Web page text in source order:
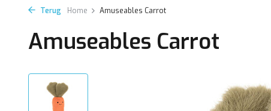
Terug Home Amuseables Carrot
Amuseables Carrot